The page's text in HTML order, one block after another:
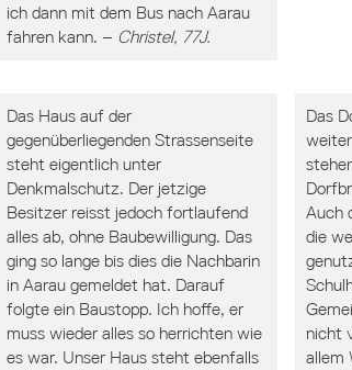
ich dann mit dem Bus nach Aarau
fahren kann. – Christel, 77J.
Das Haus auf der
gegenüberliegenden Strassenseite
steht eigentlich unter
Denkmalschutz. Der jetzige
Besitzer reisst jedoch fortlaufend
alles ab, ohne Baubewilligung. Das
ging so lange bis dies die Nachbarin
in Aarau gemeldet hat. Darauf
folgte ein Baustopp. Ich hoffe, er
muss wieder alles so herrichten wie
es war. Unser Haus steht ebenfalls
Das
Auch
die
nicht
allem